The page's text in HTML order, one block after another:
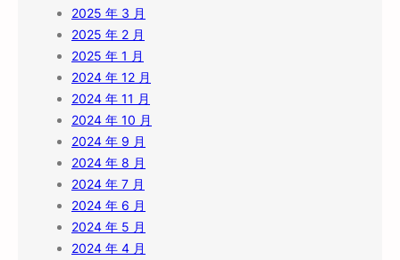
2025 年 3 月
2025 年 2 月
2025 年 1 月
2024 年 12 月
2024 年 11 月
2024 年 10 月
2024 年 9 月
2024 年 8 月
2024 年 7 月
2024 年 6 月
2024 年 5 月
2024 年 4 月